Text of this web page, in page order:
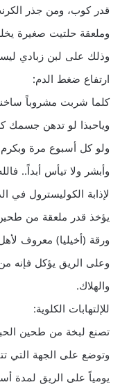
قدر كوب، ومن جذر
وملعقة حلتيت صغيرة
وذلك على لبن زبادي
ارتفاع ضغط الدم:
كلما شربت مشروباً
وياحبذا لو تدهن جسمك
ولو كل أسبوع مرة
وأبشر ولا تيأس أبداً..
لإذابة الكوليسترول في
يؤخذ قدر ملعقة من
ورقة (أخيليا) معروف
وعلى الريق يؤكل فإنه
والهلاك.
للإلتهابات الكلوية:
تصنع لبخة من طحين
وتوضع على الجهة التي
يومياً على الريق لمدة